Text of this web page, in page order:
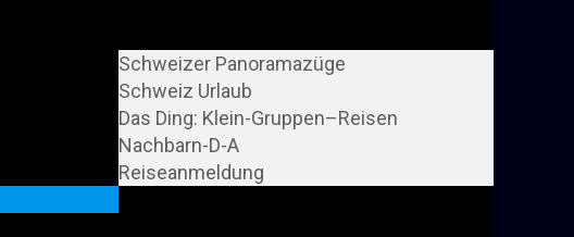
Schweizer Panoramazüge
Schweiz Urlaub
Das Ding: Klein-Gruppen–Reisen
Nachbarn-D-A
Reiseanmeldung